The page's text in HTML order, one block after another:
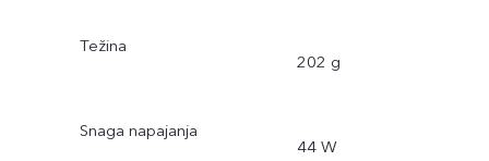
Težina
202 g
Snaga napajanja
44 W